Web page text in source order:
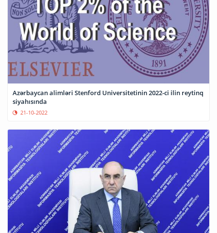
Azərbaycan alimləri Stenford Universitetinin 2022-ci ilin reytinq
siyahısında
21-10-2022